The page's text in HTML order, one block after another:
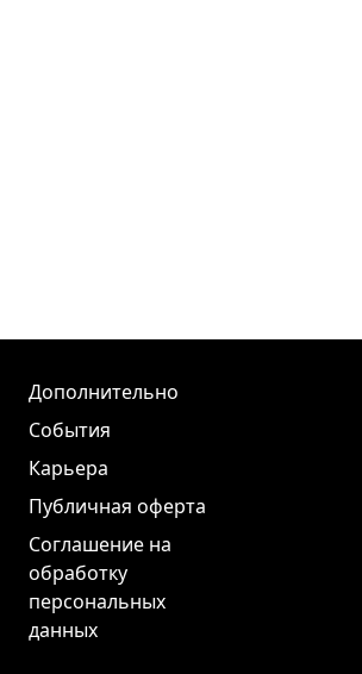
Дополнительно
События
Карьера
Публичная оферта
Соглашение на
обработку
персональных
данных